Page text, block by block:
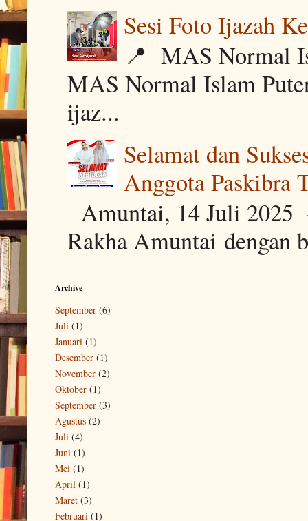
Sesi Foto Ijazah
📍 MAS Normal
MAS Normal Islam
ijaz...
Selamat dan
Anggota Paskibra
Amuntai, 14 Juli 2025
Rakha Amuntai dengan
Archive
September (6)
Juli (1)
Januari (1)
Desember (1)
November (2)
Oktober (1)
September (3)
Agustus (2)
Juli (4)
Juni (1)
Mei (1)
April (1)
Maret (3)
Februari (1)